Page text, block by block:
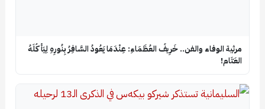
​مرثية الوفاء والفن.. خَرِيفُ العُظَمَاءِ: عِنْدَمَا يَعُودُ السَّافِرُ بِنُورِهِ لِيَأْكُلَهُ
العَتَام!